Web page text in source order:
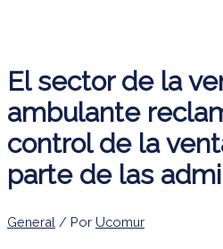
El sector de la
ambulante
control de la
parte de las
General / Por Ucomur